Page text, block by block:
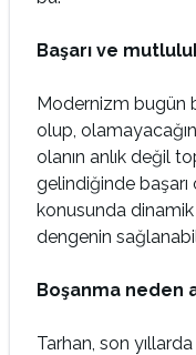
Başarı ve
Modernizm bugün
olup,
olanın anlık değil
gelindiğinde başarı
konusunda
dengenin
Boşanma neden
Tarhan, son